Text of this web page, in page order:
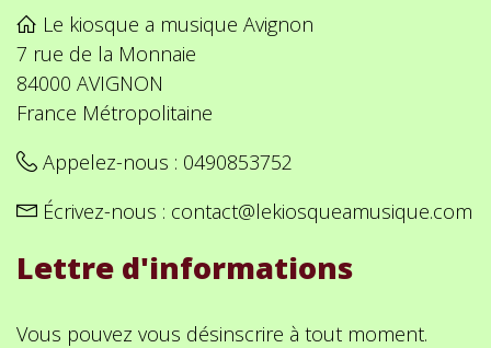
Le kiosque a musique Avignon
7 rue de la Monnaie
84000 AVIGNON
France Métropolitaine
Appelez-nous : 0490853752
Écrivez-nous : contact@lekiosqueamusique.com
Lettre d'informations
Vous pouvez vous désinscrire à tout moment.